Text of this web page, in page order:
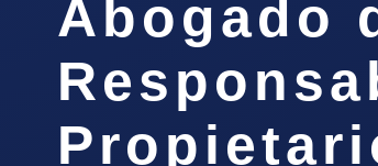
Abogado